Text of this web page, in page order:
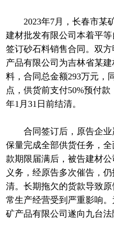
2023年7月，长春市某
建材批发有限公司本着平
签订砂石料销售合同。双
产品有限公司为吉林省某
料，合同总金额293万元，
点，供货前支付50%预付
年1月31日前结清。
合同签订后，原告企
保量完成全部供货任务，
款期限届满后，被告建材
义务，经原告多次催告，
清。长期拖欠的货款导致
常生产经营受到严重影响
矿产品有限公司遂向九台法